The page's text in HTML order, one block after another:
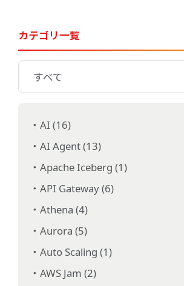
カテゴリ一覧
すべて
AI (16)
AI Agent (13)
Apache Iceberg (1)
API Gateway (6)
Athena (4)
Aurora (5)
Auto Scaling (1)
AWS Jam (2)